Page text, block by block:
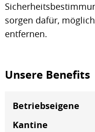
sorgen dafür,
entfernen.
Unsere Benefits
Betriebseigene
Kantine